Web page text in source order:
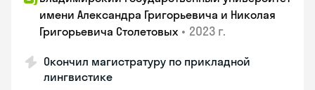
имени Александра Григорьевича и Николая
Григорьевича Столетовых • 2023 г.
Окончил магистратуру по прикладной
лингвистике